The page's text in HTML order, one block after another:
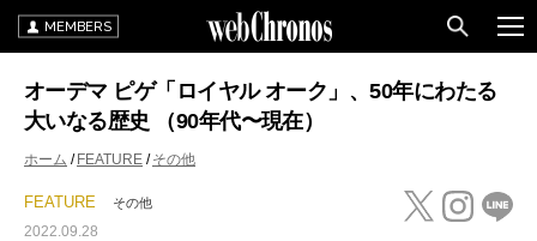
MEMBERS
オーデマ ピゲ「ロイヤル オーク」、50年にわたる
大いなる歴史 （90年代〜現在）
ホーム FEATURE その他
FEATURE その他
2022.09.28